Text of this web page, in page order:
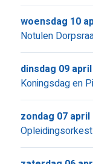
Notulen
woensdag 10
Koningsdag en
dinsdag 09
zondag 07 april